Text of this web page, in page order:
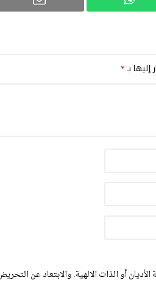
إليها بـ*
أو الذات الالهية. والابتعاد عن